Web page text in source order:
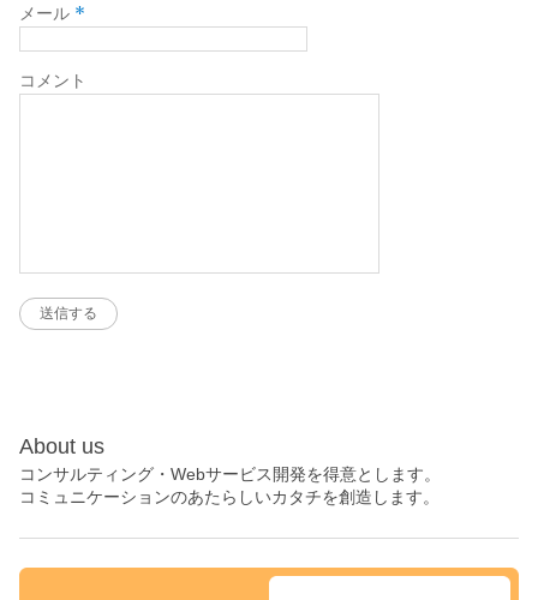
コメント
メール *
About us
コンサルティング・Webサービス開発を得意とします。
コミュニケーションのあたらしいカタチを創造します。